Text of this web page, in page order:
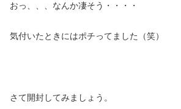
おっ、、、なんか凄そう・・・・
気付いたときにはポチってました（笑）
さて開封してみましょう。